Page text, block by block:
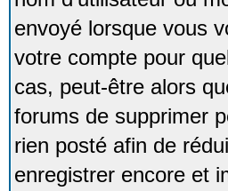
envoyé lorsque vous
votre compte pour
cas, peut-être alors
forums de supprimer
rien posté afin de
enregistrer encore et